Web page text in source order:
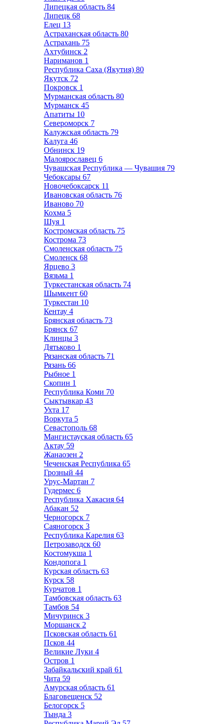
Липецкая область 84
Липецк 68
Елец 13
Астраханская область 80
Астрахань 75
Ахтубинск 2
Нариманов 1
Республика Саха (Якутия) 80
Якутск 72
Покровск 1
Мурманская область 80
Мурманск 45
Апатиты 10
Североморск 7
Калужская область 79
Калуга 46
Обнинск 19
Малоярославец 6
Чувашская Республика — Чувашия 79
Чебоксары 67
Новочебоксарск 11
Ивановская область 76
Иваново 70
Кохма 5
Шуя 1
Костромская область 75
Кострома 73
Смоленская область 75
Смоленск 68
Ярцево 3
Вязьма 1
Туркестанская область 74
Шымкент 60
Туркестан 10
Кентау 4
Брянская область 73
Брянск 67
Клинцы 3
Дятьково 1
Рязанская область 71
Рязань 66
Рыбное 1
Скопин 1
Республика Коми 70
Сыктывкар 43
Ухта 17
Воркута 5
Севастополь 68
Мангистауская область 65
Актау 59
Жанаозен 2
Чеченская Республика 65
Грозный 44
Урус-Мартан 7
Гудермес 6
Республика Хакасия 64
Абакан 52
Черногорск 7
Саяногорск 3
Республика Карелия 63
Петрозаводск 60
Костомукша 1
Кондопога 1
Курская область 63
Курск 58
Курчатов 1
Тамбовская область 63
Тамбов 54
Мичуринск 3
Моршанск 2
Псковская область 61
Псков 44
Великие Луки 4
Остров 1
Забайкальский край 61
Чита 59
Амурская область 61
Благовещенск 52
Белогорск 5
Тында 3